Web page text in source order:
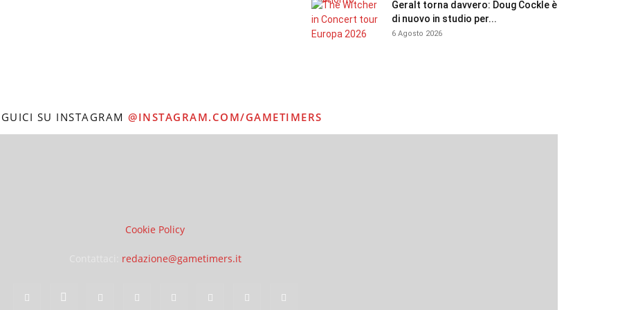
Geralt torna davvero: Doug Cockle è
di nuovo in studio per...
6 Agosto 2026
SU INSTAGRAM @INSTAGRAM.COM/GAMETIMERS
Cookie Policy
redazione@gametimers.it